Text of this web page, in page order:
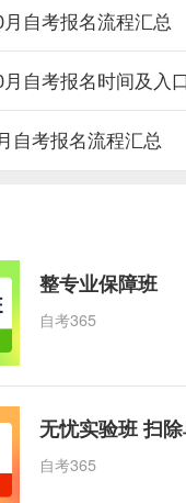
自考报名流程汇总
自考报名时间及入
自考报名流程汇总
整专业保障班
自考365
无忧实验班 扫
自考365